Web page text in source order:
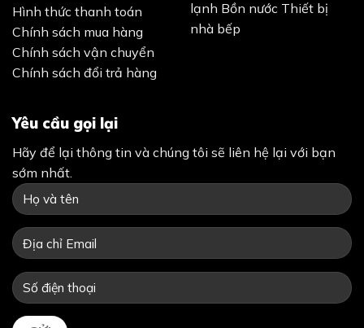
Hình thức thanh toán
Chính sách mua hàng
Chính sách vận chuyển
Chính sách đổi trả hàng
lạnh Bồn nước Thiết bị
nhà bếp
Yêu cầu gọi lại
Hãy để lại thông tin và chúng tôi sẽ liên hệ lại với bạn
sớm nhất.